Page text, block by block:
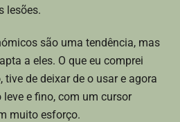
lesões.
são uma tendência, mas
a eles. O que eu comprei
tive de deixar de o usar e agora
e fino, com um cursor
muito esforço.